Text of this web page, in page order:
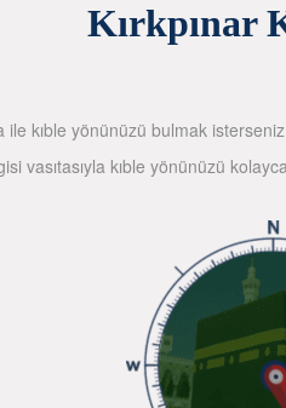
Kırkpınar
kıble yönünüzü bulmak isterseniz
vasıtasıyla kıble yönünüzü